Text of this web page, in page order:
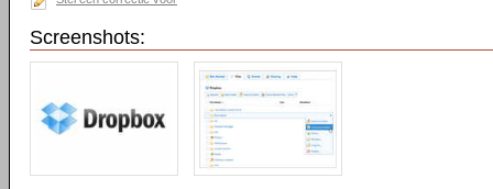
Screenshots: